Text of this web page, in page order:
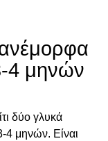
4 μηνών
δύο γλυκά
4 μηνών. Είναι